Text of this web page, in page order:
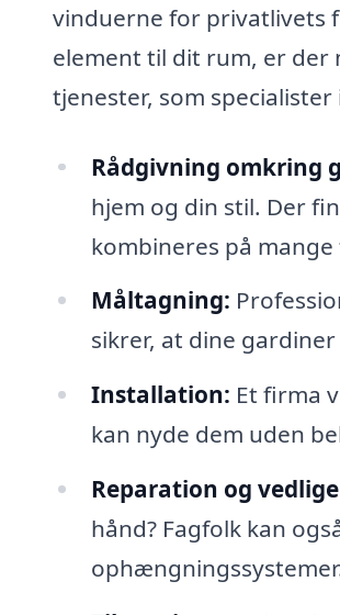
vinduerne for privatlivets
element til dit rum, er der
tjenester, som
Rådgivning omkring
hjem og din stil. Der
kombineres på
Måltagning:
sikrer, at dine
Installation: Et firma
kan nyde dem uden
Reparation og
hånd? Fagfolk kan